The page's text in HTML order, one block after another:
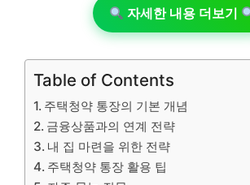
자세한 내용 더보기
Table of Contents
주택청약 통장의 기본 개념
금융상품과의 연계 전략
내 집 마련을 위한 전략
주택청약 통장 활용 팁